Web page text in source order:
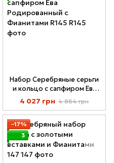
Набор Серебряные серьги
и кольцо с сапфиром Ева
Родированный с
Фианитами R145
4 027 грн 4 864 грн
−17%
3